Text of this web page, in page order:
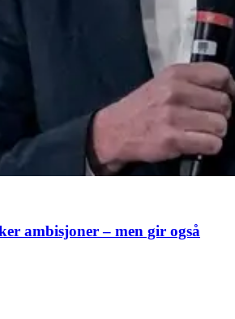
ambisjoner – men gir også